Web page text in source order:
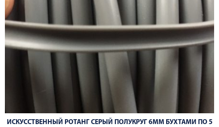
ИСКУССТВЕННЫЙ РОТАНГ СЕРЫЙ ПОЛУКРУГ 6ММ БУХТАМИ ПО 5